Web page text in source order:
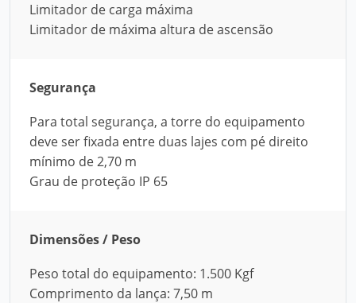
Limitador de carga máxima
Limitador de máxima altura de ascensão
Segurança
Para total segurança, a torre do equipamento
deve ser fixada entre duas lajes com pé direito
mínimo de 2,70 m
Grau de proteção IP 65
Dimensões / Peso
Peso total do equipamento: 1.500 Kgf
Comprimento da lança: 7,50 m